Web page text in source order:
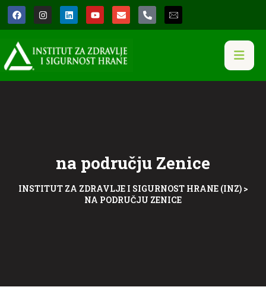
na području Zenice
INSTITUT ZA ZDRAVLJE I SIGURNOST HRANE (INZ)>
NA PODRUČJU ZENICE